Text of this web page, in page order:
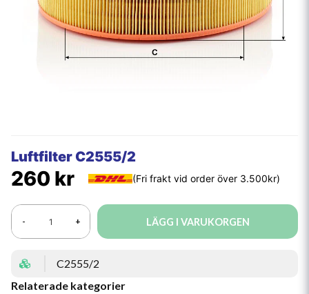
Luftfilter C2555/2
260 kr
- + LÄGG I VARUKORGEN
C2555/2
Relaterade kategorier